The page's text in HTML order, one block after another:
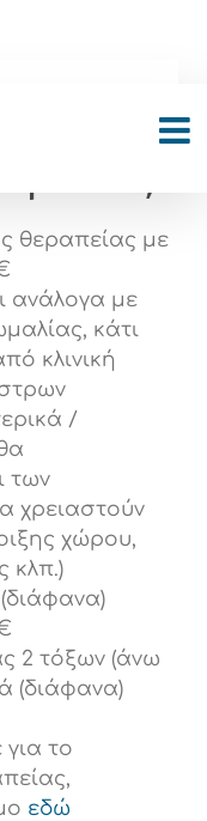
;
θεραπείας με
ανάλογα με
κάτι
κλινική
/
των
χρειαστούν
χώρου,
κλπ.)
2 τόξων (άνω
(διάφανα)
το
εδώ